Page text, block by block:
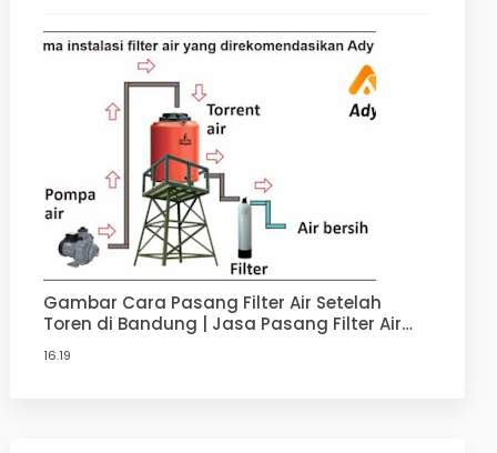
Gambar Cara Pasang Filter Air Setelah
Toren di Bandung | Jasa Pasang Filter Air
16.19